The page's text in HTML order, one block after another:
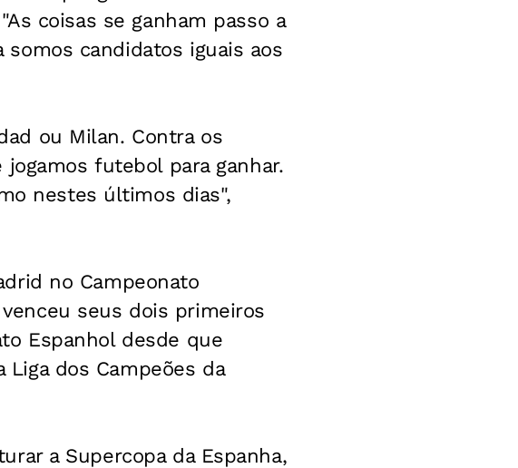
coisas se ganham passo a
candidatos iguais aos
ou Milan. Contra os
futebol para ganhar.
nestes últimos dias",
no Campeonato
seus dois primeiros
Espanhol desde que
dos Campeões da
a Supercopa da Espanha,